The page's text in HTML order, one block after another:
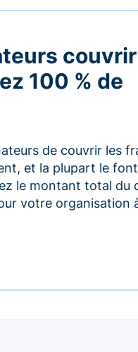
couvrir
100 % de
de couvrir les
et la plupart le
le montant total du
votre organisation